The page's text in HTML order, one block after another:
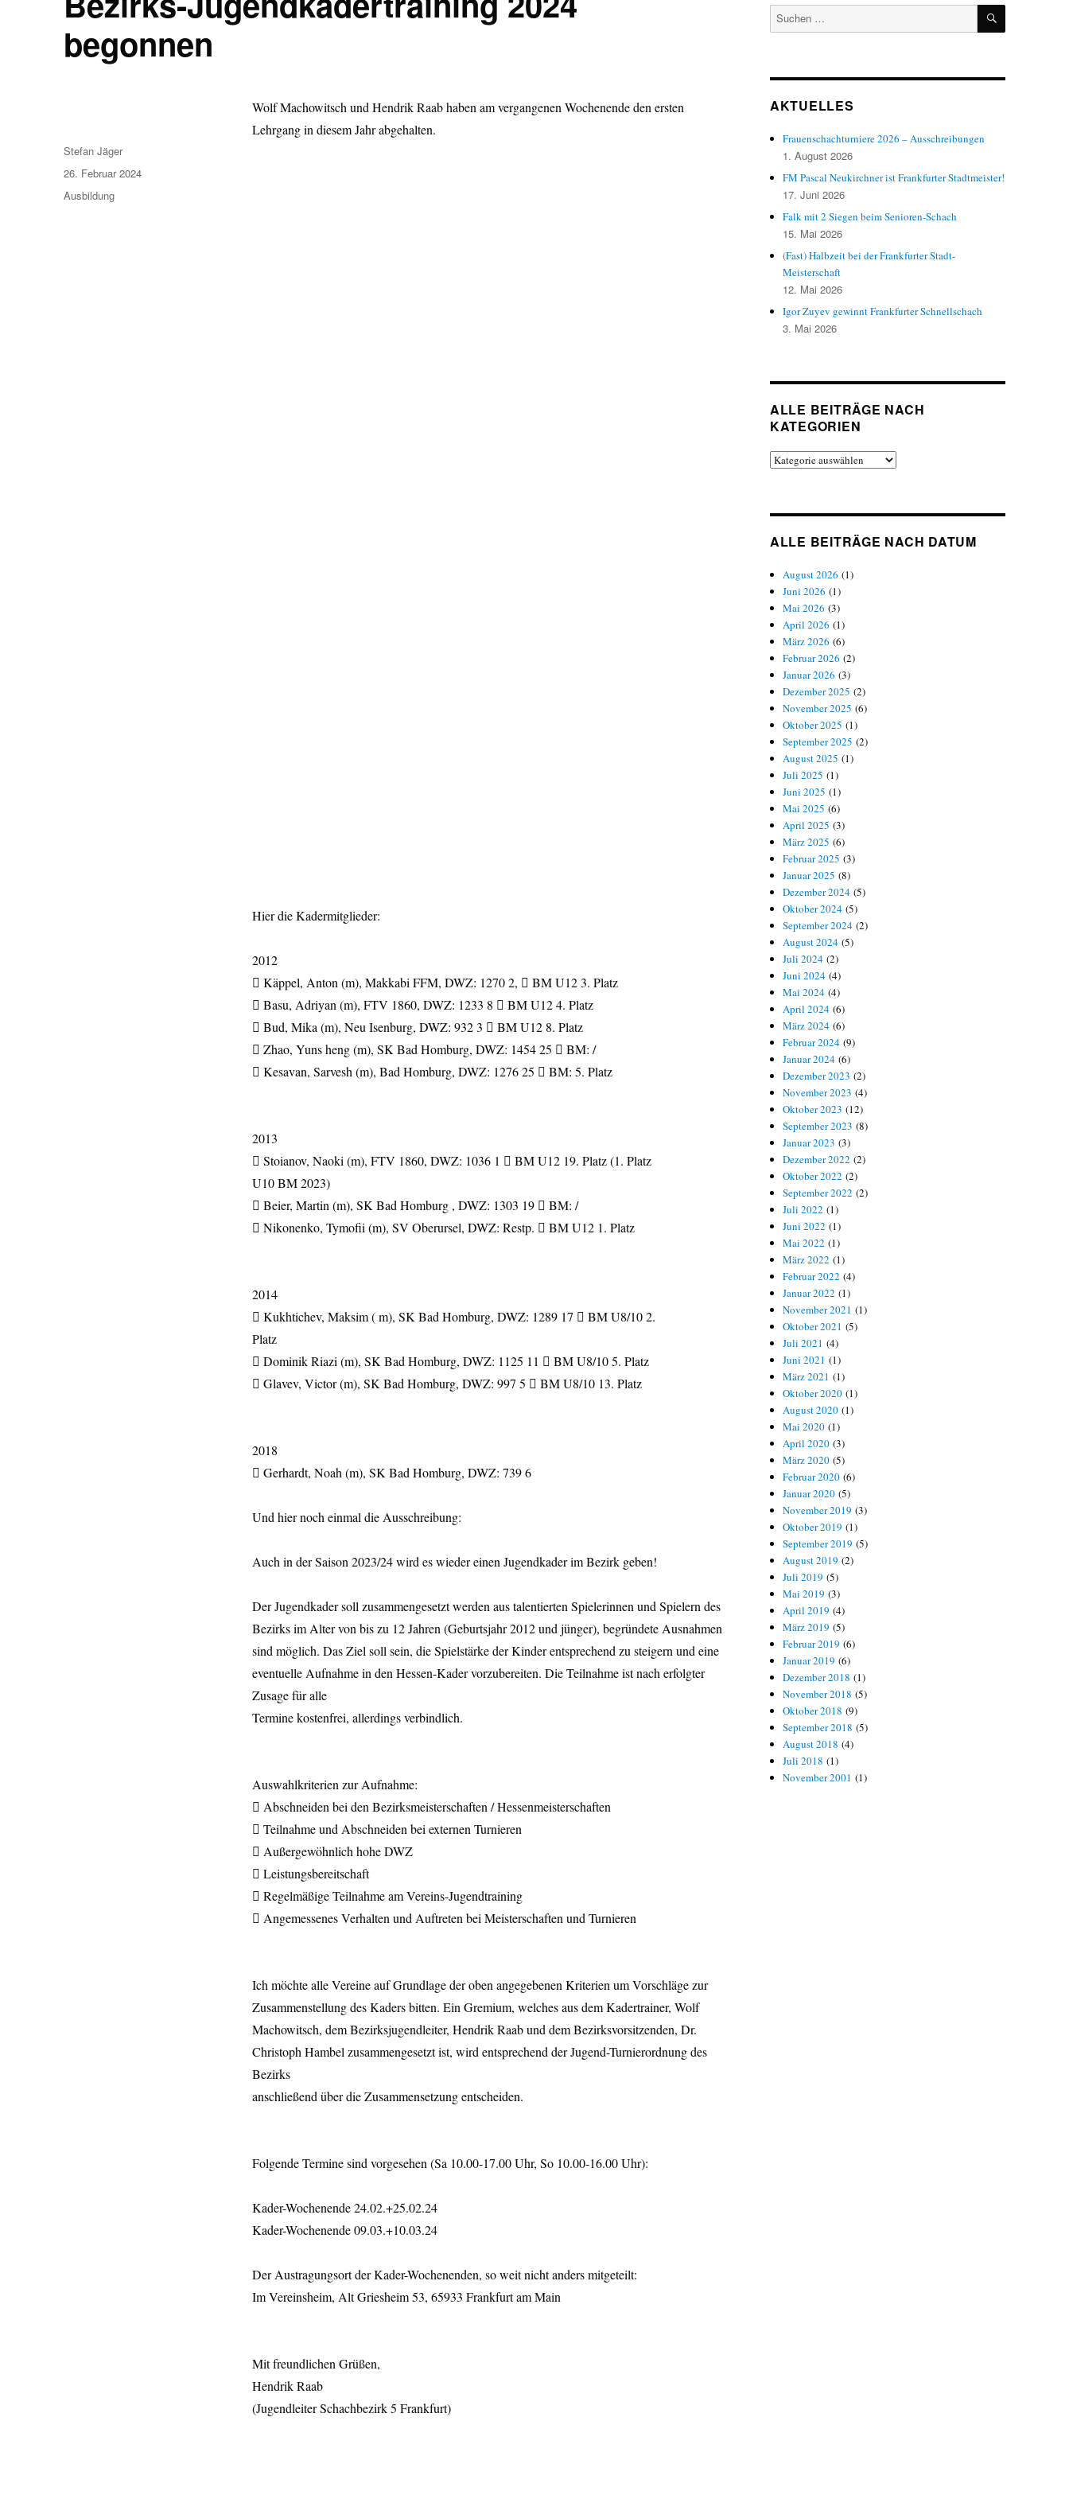
begonnen
Wolf Machowitsch und Hendrik Raab haben am vergangenen Wochenende den ersten
Lehrgang in diesem Jahr abgehalten.
Hier die Kadermitglieder:
2012
 Käppel, Anton (m), Makkabi FFM, DWZ: 1270 2,  BM U12 3. Platz
 Basu, Adriyan (m), FTV 1860, DWZ: 1233 8  BM U12 4. Platz
 Bud, Mika (m), Neu Isenburg, DWZ: 932 3  BM U12 8. Platz
 Zhao, Yuns heng (m), SK Bad Homburg, DWZ: 1454 25  BM: /
 Kesavan, Sarvesh (m), Bad Homburg, DWZ: 1276 25  BM: 5. Platz
2013
 Stoianov, Naoki (m), FTV 1860, DWZ: 1036 1  BM U12 19. Platz (1. Platz
U10 BM 2023)
 Beier, Martin (m), SK Bad Homburg , DWZ: 1303 19  BM: /
 Nikonenko, Tymofii (m), SV Oberursel, DWZ: Restp.  BM U12 1. Platz
2014
 Kukhtichev, Maksim ( m), SK Bad Homburg, DWZ: 1289 17  BM U8/10 2.
Platz
 Dominik Riazi (m), SK Bad Homburg, DWZ: 1125 11  BM U8/10 5. Platz
 Glavev, Victor (m), SK Bad Homburg, DWZ: 997 5  BM U8/10 13. Platz
2018
 Gerhardt, Noah (m), SK Bad Homburg, DWZ: 739 6
Und hier noch einmal die Ausschreibung:
Auch in der Saison 2023/24 wird es wieder einen Jugendkader im Bezirk geben!
Der Jugendkader soll zusammengesetzt werden aus talentierten Spielerinnen und Spielern des
Bezirks im Alter von bis zu 12 Jahren (Geburtsjahr 2012 und jünger), begründete Ausnahmen
sind möglich. Das Ziel soll sein, die Spielstärke der Kinder entsprechend zu steigern und eine
eventuelle Aufnahme in den Hessen-Kader vorzubereiten. Die Teilnahme ist nach erfolgter
Zusage für alle
Termine kostenfrei, allerdings verbindlich.
Auswahlkriterien zur Aufnahme:
 Abschneiden bei den Bezirksmeisterschaften / Hessenmeisterschaften
 Teilnahme und Abschneiden bei externen Turnieren
 Außergewöhnlich hohe DWZ
 Leistungsbereitschaft
 Regelmäßige Teilnahme am Vereins-Jugendtraining
 Angemessenes Verhalten und Auftreten bei Meisterschaften und Turnieren
Ich möchte alle Vereine auf Grundlage der oben angegebenen Kriterien um Vorschläge zur
Zusammenstellung des Kaders bitten. Ein Gremium, welches aus dem Kadertrainer, Wolf
Machowitsch, dem Bezirksjugendleiter, Hendrik Raab und dem Bezirksvorsitzenden, Dr.
Christoph Hambel zusammengesetzt ist, wird entsprechend der Jugend-Turnierordnung des
Bezirks
anschließend über die Zusammensetzung entscheiden.
Folgende Termine sind vorgesehen (Sa 10.00-17.00 Uhr, So 10.00-16.00 Uhr):
Kader-Wochenende 24.02.+25.02.24
Kader-Wochenende 09.03.+10.03.24
Der Austragungsort der Kader-Wochenenden, so weit nicht anders mitgeteilt:
Im Vereinsheim, Alt Griesheim 53, 65933 Frankfurt am Main
Mit freundlichen Grüßen,
Hendrik Raab
(Jugendleiter Schachbezirk 5 Frankfurt)
Autor
Stefan Jäger
Veröffentlicht
am
26. Februar 2024
Kategorien
Ausbildung
Suchen
nach:
SUCHEN
AKTUELLES
Frauenschachturniere 2026 – Ausschreibungen
1. August 2026
FM Pascal Neukirchner ist Frankfurter Stadtmeister!
17. Juni 2026
Falk mit 2 Siegen beim Senioren-Schach
15. Mai 2026
(Fast) Halbzeit bei der Frankfurter Stadt-
Meisterschaft
12. Mai 2026
Igor Zuyev gewinnt Frankfurter Schnellschach
3. Mai 2026
ALLE BEITRÄGE NACH
KATEGORIEN
Alle
ALLE BEITRÄGE NACH DATUM
August 2026 (1)
Juni 2026 (1)
Mai 2026 (3)
April 2026 (1)
März 2026 (6)
Februar 2026 (2)
Januar 2026 (3)
Dezember 2025 (2)
November 2025 (6)
Oktober 2025 (1)
September 2025 (2)
August 2025 (1)
Juli 2025 (1)
Juni 2025 (1)
Mai 2025 (6)
April 2025 (3)
März 2025 (6)
Februar 2025 (3)
Januar 2025 (8)
Dezember 2024 (5)
Oktober 2024 (5)
September 2024 (2)
August 2024 (5)
Juli 2024 (2)
Juni 2024 (4)
Mai 2024 (4)
April 2024 (6)
März 2024 (6)
Februar 2024 (9)
Januar 2024 (6)
Dezember 2023 (2)
November 2023 (4)
Oktober 2023 (12)
September 2023 (8)
Januar 2023 (3)
Dezember 2022 (2)
Oktober 2022 (2)
September 2022 (2)
Juli 2022 (1)
Juni 2022 (1)
Mai 2022 (1)
März 2022 (1)
Februar 2022 (4)
Januar 2022 (1)
November 2021 (1)
Oktober 2021 (5)
Juli 2021 (4)
Juni 2021 (1)
März 2021 (1)
Oktober 2020 (1)
August 2020 (1)
Mai 2020 (1)
April 2020 (3)
März 2020 (5)
Februar 2020 (6)
Januar 2020 (5)
November 2019 (3)
Oktober 2019 (1)
September 2019 (5)
August 2019 (2)
Juli 2019 (5)
Mai 2019 (3)
April 2019 (4)
März 2019 (5)
Februar 2019 (6)
Januar 2019 (6)
Dezember 2018 (1)
November 2018 (5)
Oktober 2018 (9)
September 2018 (5)
August 2018 (4)
Juli 2018 (1)
November 2001 (1)